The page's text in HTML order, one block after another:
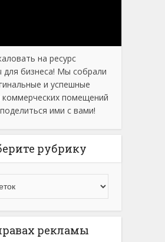
на ресурс
для бизнеса! Мы собрали
и успешные
помещений
ими с вами!
рубрику
рекламы